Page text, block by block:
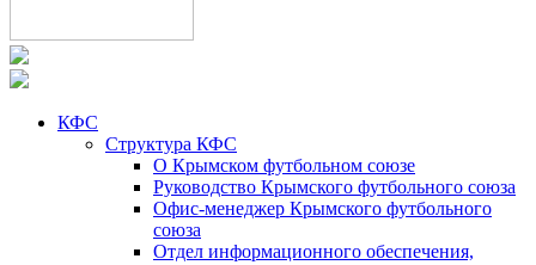
КФС
Структура КФС
О Крымском футбольном союзе
Руководство Крымского футбольного союза
Офис-менеджер Крымского футбольного
союза
Отдел информационного обеспечения,